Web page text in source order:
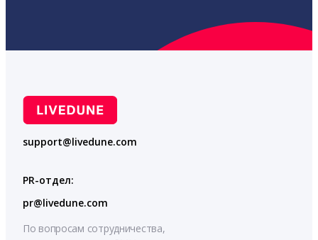
support@livedune.com
PR-отдел:
pr@livedune.com
По вопросам сотрудничества,